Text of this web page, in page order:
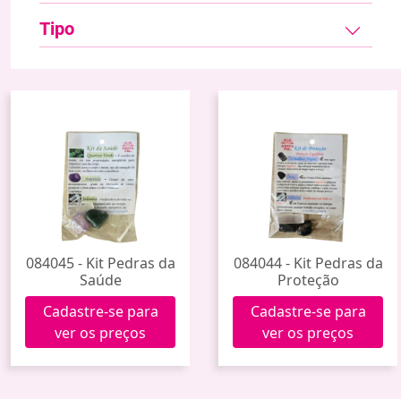
Tipo
084045 - Kit Pedras da
Saúde
Cadastre-se para
ver os preços
084044 - Kit Pedras da
Proteção
Cadastre-se para
ver os preços